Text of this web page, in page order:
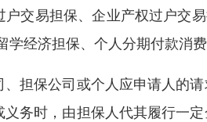
交易担保、企业产权过户交
经济担保、个人分期付款消费
担保公司或个人应申请人的
务时，由担保人代其履行一